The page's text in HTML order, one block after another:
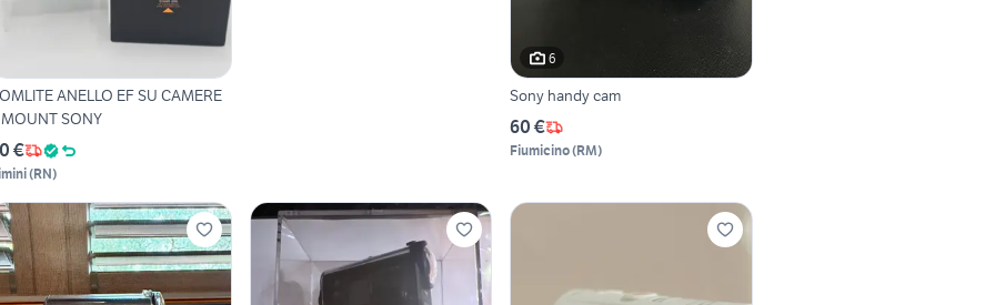
ANELLO EF SU CAMERE
SONY
€
(RN)
6
Sony handy cam
60 €
Fiumicino(RM)